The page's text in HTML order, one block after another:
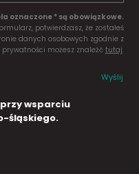
oznaczone * są obowiązkowe.
potwierdzasz, że zostałeś
danych osobowych zgodnie z
prywatności możesz znaleźć tutaj.
Wyślij
wsparciu
śląskiego.